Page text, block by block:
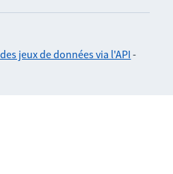
jeux de données via l'API -